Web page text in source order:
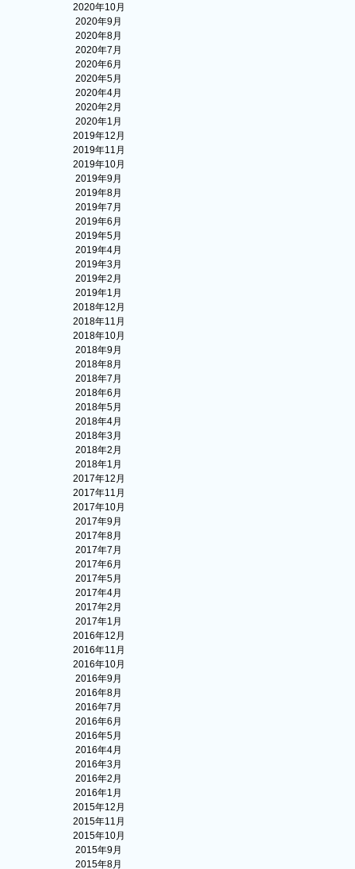
2020年10月
2020年9月
2020年8月
2020年7月
2020年6月
2020年5月
2020年4月
2020年2月
2020年1月
2019年12月
2019年11月
2019年10月
2019年9月
2019年8月
2019年7月
2019年6月
2019年5月
2019年4月
2019年3月
2019年2月
2019年1月
2018年12月
2018年11月
2018年10月
2018年9月
2018年8月
2018年7月
2018年6月
2018年5月
2018年4月
2018年3月
2018年2月
2018年1月
2017年12月
2017年11月
2017年10月
2017年9月
2017年8月
2017年7月
2017年6月
2017年5月
2017年4月
2017年2月
2017年1月
2016年12月
2016年11月
2016年10月
2016年9月
2016年8月
2016年7月
2016年6月
2016年5月
2016年4月
2016年3月
2016年2月
2016年1月
2015年12月
2015年11月
2015年10月
2015年9月
2015年8月